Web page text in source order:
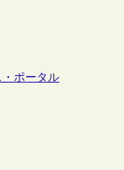
ポータル